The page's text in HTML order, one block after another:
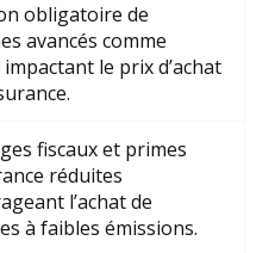
obligatoire de
avancés comme
impactant le prix d’achat
fiscaux et primes
réduites
l’achat de
à faibles émissions.